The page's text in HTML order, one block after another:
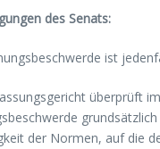
des Senats:
ist
überprüft
der Normen, auf die